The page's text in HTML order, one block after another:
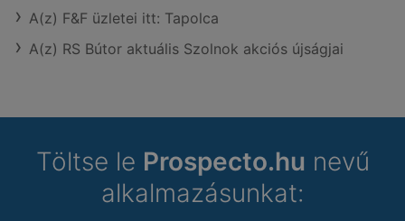
A(z) F&F üzletei itt: Tapolca
A(z) RS Bútor aktuális Szolnok akciós újságjai
Töltse le Prospecto.hu nevű
alkalmazásunkat: